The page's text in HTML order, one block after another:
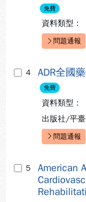
免費
資料類型：
快速連結：
問題通報
4 ADR全國
免費
資料類型：
出版社/平臺
快速連結：
問題通報
5
American